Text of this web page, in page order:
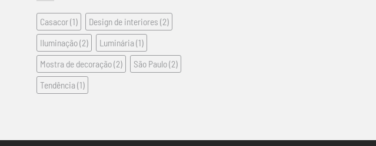
Casacor(1) Design de interiores (2)
Iluminação(2) Luminária (1)
Mostra de decoração(2) São Paulo(2)
Tendência (1)